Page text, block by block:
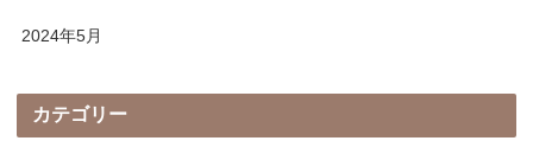
2024年5月
カテゴリー